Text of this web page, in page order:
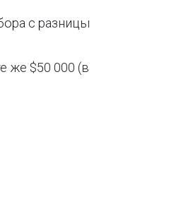
с разницы
же $50 000 (в